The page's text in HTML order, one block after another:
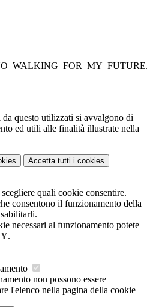
questo utilizzati si avvalgono di
ed utili alle finalità illustrate nella
Accetta tutti i cookies
quali cookie consentire.
consentono il funzionamento della
necessari al funzionamento potete
.
non possono essere
l'elenco nella pagina della cookie